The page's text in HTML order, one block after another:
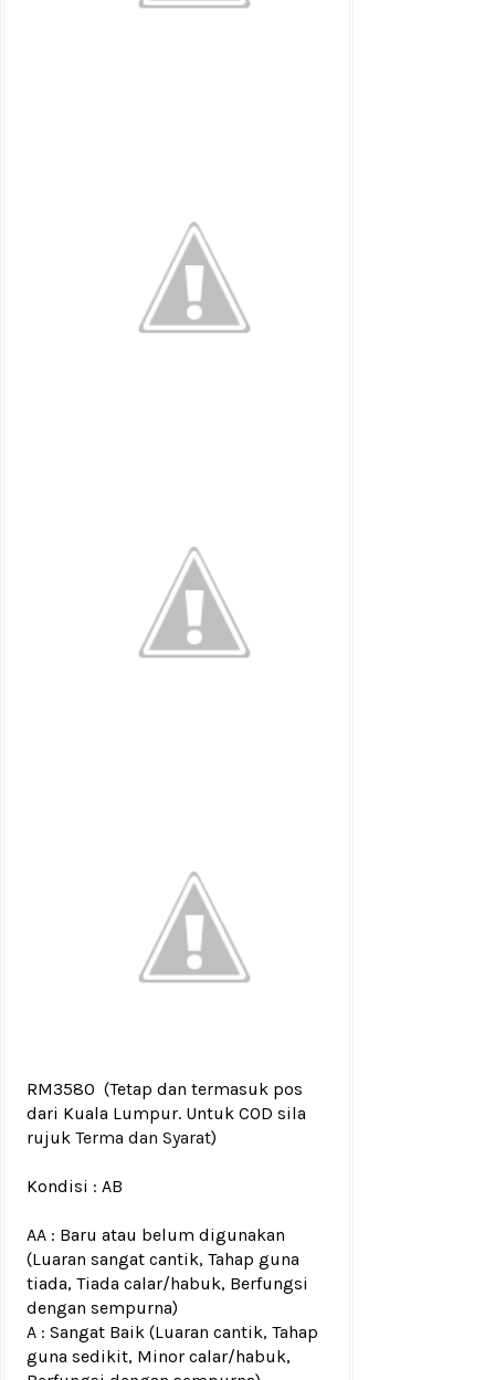
RM3580 (Tetap dan termasuk pos
dari Kuala Lumpur. Untuk COD sila
rujuk Terma dan Syarat)
Kondisi : AB
AA : Baru atau belum digunakan
(Luaran sangat cantik, Tahap guna
tiada, Tiada calar/habuk, Berfungsi
dengan sempurna)
A : Sangat Baik (Luaran cantik, Tahap
guna sedikit, Minor calar/habuk,